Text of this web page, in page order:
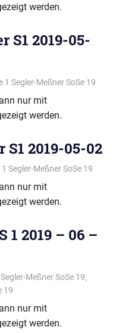
werden.
S1 2019-05-
1 Segler-Meßner SoSe 19
nur mit
werden.
2019-05-02
Segler-Meßner SoSe 19
nur mit
werden.
1 2019 – 06 –
Meßner SoSe 19,
19
nur mit
werden.